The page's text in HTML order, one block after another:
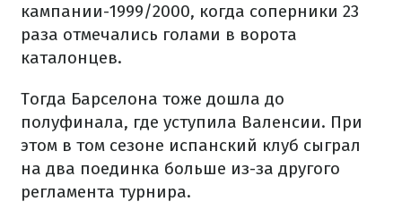
кампании-1999/2000, когда соперники 23
раза отмечались голами в ворота
каталонцев.
Тогда Барселона тоже дошла до
полуфинала, где уступила Валенсии. При
этом в том сезоне испанский клуб сыграл
на два поединка больше из-за другого
регламента турнира.